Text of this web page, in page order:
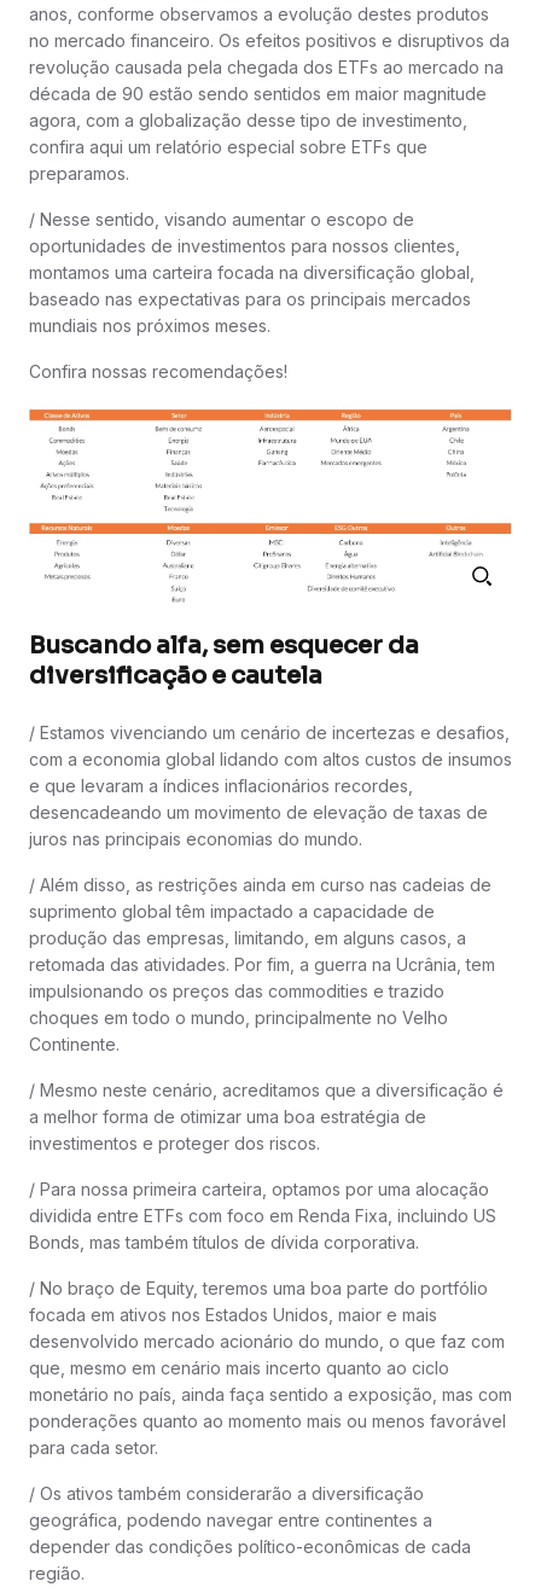
anos, conforme observamos a evolução destes produtos
no mercado financeiro. Os efeitos positivos e disruptivos da
revolução causada pela chegada dos ETFs ao mercado na
década de 90 estão sendo sentidos em maior magnitude
agora, com a globalização desse tipo de investimento,
confira aqui um relatório especial sobre ETFs que
preparamos.
/ Nesse sentido, visando aumentar o escopo de
oportunidades de investimentos para nossos clientes,
montamos uma carteira focada na diversificação global,
baseado nas expectativas para os principais mercados
mundiais nos próximos meses.
Confira nossas recomendações!
Buscando alfa, sem esquecer da
diversificação e cautela
/ Estamos vivenciando um cenário de incertezas e desafios,
com a economia global lidando com altos custos de insumos
e que levaram a índices inflacionários recordes,
desencadeando um movimento de elevação de taxas de
juros nas principais economias do mundo.
/ Além disso, as restrições ainda em curso nas cadeias de
suprimento global têm impactado a capacidade de
produção das empresas, limitando, em alguns casos, a
retomada das atividades. Por fim, a guerra na Ucrânia, tem
impulsionando os preços das commodities e trazido
choques em todo o mundo, principalmente no Velho
Continente.
/ Mesmo neste cenário, acreditamos que a diversificação é
a melhor forma de otimizar uma boa estratégia de
investimentos e proteger dos riscos.
/ Para nossa primeira carteira, optamos por uma alocação
dividida entre ETFs com foco em Renda Fixa, incluindo US
Bonds, mas também títulos de dívida corporativa.
/ No braço de Equity, teremos uma boa parte do portfólio
focada em ativos nos Estados Unidos, maior e mais
desenvolvido mercado acionário do mundo, o que faz com
que, mesmo em cenário mais incerto quanto ao ciclo
monetário no país, ainda faça sentido a exposição, mas com
ponderações quanto ao momento mais ou menos favorável
para cada setor.
/ Os ativos também considerarão a diversificação
geográfica, podendo navegar entre continentes a
depender das condições político-econômicas de cada
região.